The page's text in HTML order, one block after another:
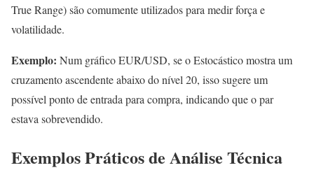
True Range) são comumente utilizados para medir força e
volatilidade.
Exemplo: Num gráfico EUR/USD, se o Estocástico mostra um
cruzamento ascendente abaixo do nível 20, isso sugere um
possível ponto de entrada para compra, indicando que o par
estava sobrevendido.
Exemplos Práticos de Análise Técnica